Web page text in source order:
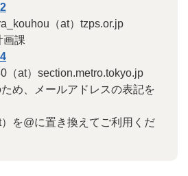
（at）tzps.or.jp
画課
at）section.metro.tokyo.jp
め、メールアドレスの表記を
を@に置き換えてご利用くだ